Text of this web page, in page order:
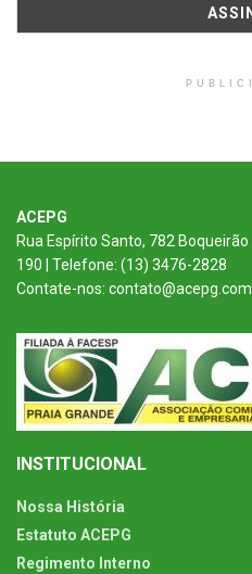
ACEPG
Rua Espírito Santo, 782
190 | Telefone: (13) 3476-2828
Contate-nos:
INSTITUCIONAL
Nossa História
Estatuto ACEPG
Regimento Interno